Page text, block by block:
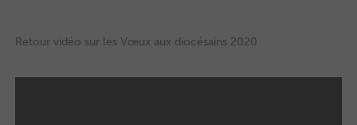
Retour vidéo sur les Vœux aux diocésains 2020